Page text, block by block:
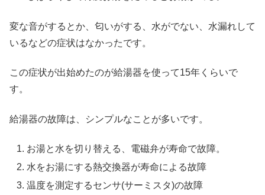
変な音がするとか、匂いがする、水がでない、水漏れして
いるなどの症状はなかったです。
この症状が出始めたのが給湯器を使って15年くらいで
す。
給湯器の故障は、シンプルなことが多いです。
お湯と水を切り替える、電磁弁が寿命で故障。
水をお湯にする熱交換器が寿命による故障
温度を測定するセンサ(サーミスタ)の故障